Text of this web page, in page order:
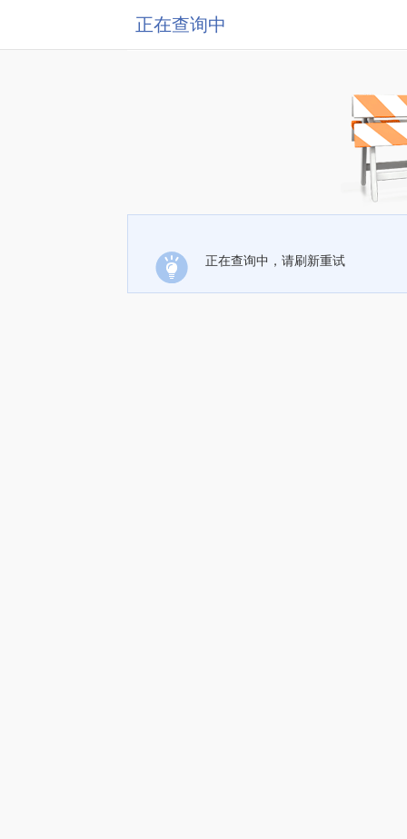
正在查询中
正在查询中，请刷新重试